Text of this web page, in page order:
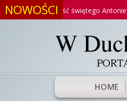
NOWOŚCI
na cześć świętego Antoniego
HOME